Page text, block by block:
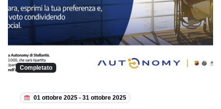
Completato
01 ottobre 2025 - 31 ottobre 2025